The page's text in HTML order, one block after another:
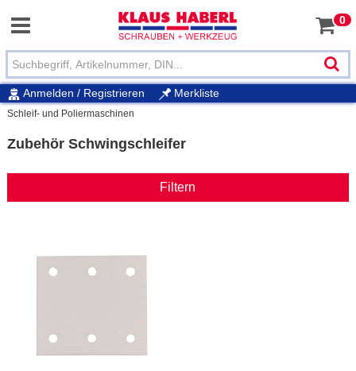
0
Anmelden / Registrieren Merkliste
Schleif- und Poliermaschinen
Zubehör Schwingschleifer
Filtern